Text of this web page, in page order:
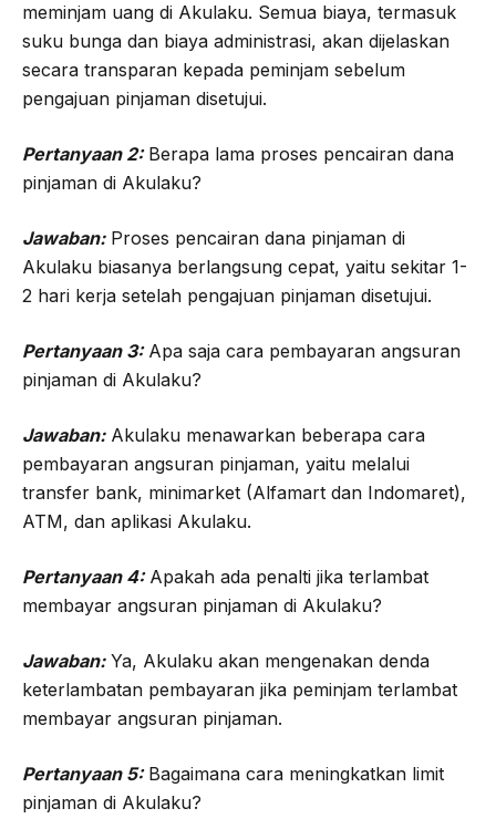
meminjam uang di Akulaku. Semua biaya, termasuk
suku bunga dan biaya administrasi, akan dijelaskan
secara transparan kepada peminjam sebelum
pengajuan pinjaman disetujui.
Pertanyaan 2:Berapa lama proses pencairan dana
pinjaman di Akulaku?
Jawaban:Proses pencairan dana pinjaman di
Akulaku biasanya berlangsung cepat, yaitu sekitar 1-
2 hari kerja setelah pengajuan pinjaman disetujui.
Pertanyaan 3:Apa saja cara pembayaran angsuran
pinjaman di Akulaku?
Jawaban:Akulaku menawarkan beberapa cara
pembayaran angsuran pinjaman, yaitu melalui
transfer bank, minimarket (Alfamart dan Indomaret),
ATM, dan aplikasi Akulaku.
Pertanyaan 4:Apakah ada penalti jika terlambat
membayar angsuran pinjaman di Akulaku?
Jawaban:Ya, Akulaku akan mengenakan denda
keterlambatan pembayaran jika peminjam terlambat
membayar angsuran pinjaman.
Pertanyaan 5:Bagaimana cara meningkatkan limit
pinjaman di Akulaku?